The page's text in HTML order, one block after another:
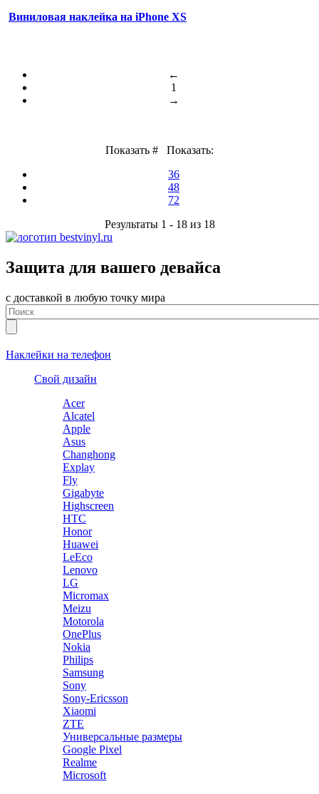
Виниловая наклейка на iPhone XS
←
1
→
Показать # Показать:
36
48
72
Результаты 1 - 18 из 18
Защита для вашего девайса
с доставкой в любую точку мира
Наклейки на телефон
Свой дизайн
Acer
Alcatel
Apple
Asus
Changhong
Explay
Fly
Gigabyte
Highscreen
HTC
Honor
Huawei
LeEco
Lenovo
LG
Micromax
Meizu
Motorola
OnePlus
Nokia
Philips
Samsung
Sony
Sony-Ericsson
Xiaomi
ZTE
Универсальные размеры
Google Pixel
Realme
Microsoft